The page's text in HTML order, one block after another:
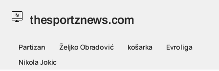
thesportznews.com
Partizan Željko Obradović košarka
Evroliga
Nikola Jokic